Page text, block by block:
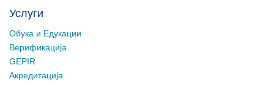
Услуги
Обука и Едукации
Верификација
GEPIR
Акредитација